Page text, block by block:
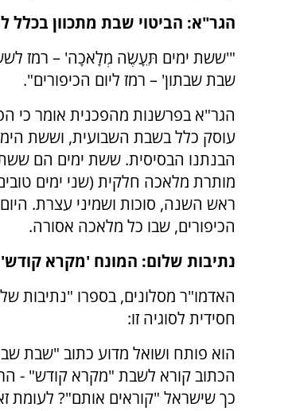
הגר"א: הביטוי שבת מתכוון בכלל
"'ששת ימים תֵּעָשֶׂה מְלָאכָה' – רמז
שבת שבתון' – רמז ליום הכיפורים".
הגר"א בפרשנות מהפכנית אומר כי
עוסק כלל בשבת השבועית, וששת
הבנתנו הבסיסית. ששת ימים הם
מותרת מלאכה חלקית (שני ימים
ראש השנה, סוכות ושמיני עצרת.
הכיפורים, שבו כל מלאכה אסורה.
נתיבות שלום: המונח 'מקרא
האדמו"ר מסלונים, בספרו "נתיבות
חסידית לסוגיה זו:
הוא פותח ושואל מדוע כתוב "שבת
הכתוב קורא לשבת "מקרא קודש" -
כך שישראל "קוראים אותם"? לעומת